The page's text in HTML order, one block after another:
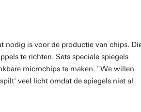
nodig is voor de productie van chips.
te richten. Sets speciale spiegels
microchips te maken. "We willen
veel licht omdat de spiegels niet al